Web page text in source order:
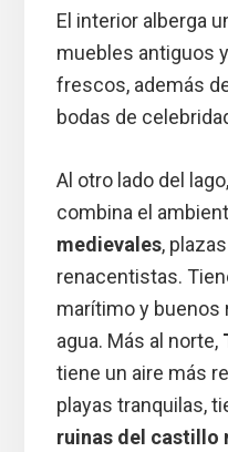
El interior alberga
muebles antiguos
frescos, además
bodas de
Al otro lado del lago,
combina el
medievales,
renacentistas.
marítimo y buenos
agua. Más al norte,
tiene un aire más
playas tranquilas,
ruinas del castillo